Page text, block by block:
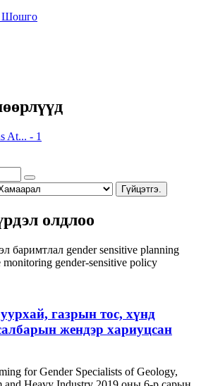
Шошго
At... - 1
Гүйцэтгэ.
олдлоо
баримтлал gender sensitive planning
monitoring gender-sensitive policy
газрын тос, хүнд
жендэр хариуцсан
for Gender Specialists of Geology,